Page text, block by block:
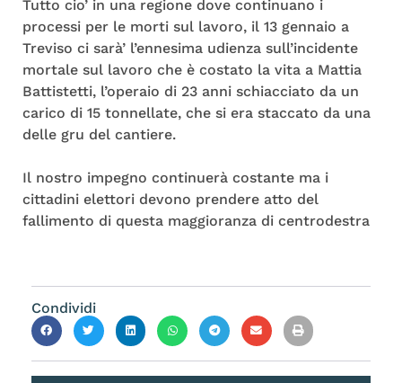
Tutto cio’ in una regione dove continuano i
processi per le morti sul lavoro, il 13 gennaio a
Treviso ci sarà’ l’ennesima udienza sull’incidente
mortale sul lavoro che è costato la vita a Mattia
Battistetti, l’operaio di 23 anni schiacciato da un
carico di 15 tonnellate, che si era staccato da una
delle gru del cantiere.
Il nostro impegno continuerà costante ma i
cittadini elettori devono prendere atto del
fallimento di questa maggioranza di centrodestra
Condividi